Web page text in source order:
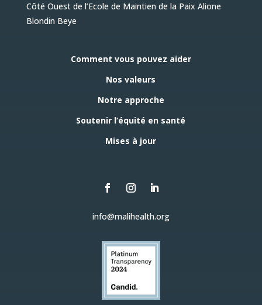
Côté Ouest de l’Ecole de Maintien de la Paix Alione
Blondin Beye
Comment vous pouvez aider
Nos valeurs
Notre approche
Soutenir l’équité en santé
Mises à jour
info@malihealth.org